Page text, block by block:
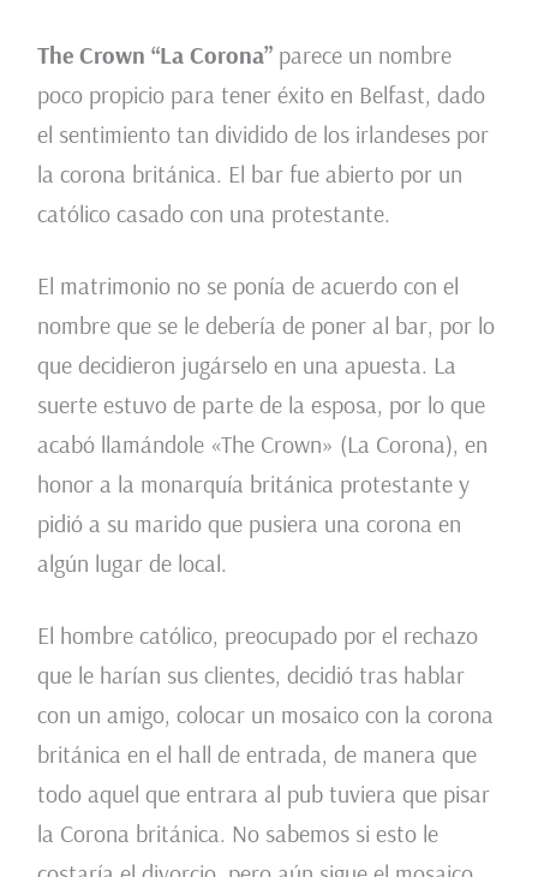
The Crown “La Corona”parece un nombre
poco propicio para tener éxito en Belfast, dado
el sentimiento tan dividido de los irlandeses por
la corona británica. El bar fue abierto por un
católico casado con una protestante.
El matrimonio no se ponía de acuerdo con el
nombre que se le debería de poner al bar, por lo
que decidieron jugárselo en una apuesta. La
suerte estuvo de parte de la esposa, por lo que
acabó llamándole «The Crown» (La Corona), en
honor a la monarquía británica protestante y
pidió a su marido que pusiera una corona en
algún lugar de local.
El hombre católico, preocupado por el rechazo
que le harían sus clientes, decidió tras hablar
con un amigo, colocar un mosaico con la corona
británica en el hall de entrada, de manera que
todo aquel que entrara al pub tuviera que pisar
la Corona británica. No sabemos si esto le